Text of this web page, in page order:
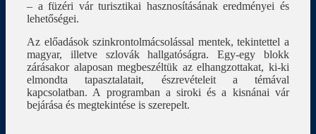
– a füzéri vár turisztikai hasznosításának eredményei és
lehetőségei.
Az előadások szinkrontolmácsolással mentek, tekintettel a
magyar, illetve szlovák hallgatóságra. Egy-egy blokk
zárásakor alaposan megbeszéltük az elhangzottakat, ki-ki
elmondta tapasztalatait, észrevételeit a témával
kapcsolatban. A programban a siroki és a kisnánai vár
bejárása és megtekintése is szerepelt.